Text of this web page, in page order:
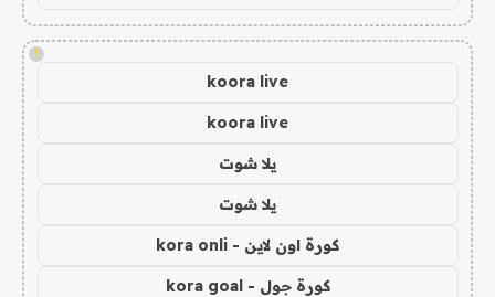
!
koora live
koora live
يلا شوت
يلا شوت
كورة اون لاين - kora onli
كورة جول - kora goal